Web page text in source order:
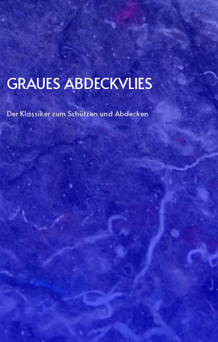
GRAUES ABDECKVLIES
Der Klassiker zum Schützen und Abdecken